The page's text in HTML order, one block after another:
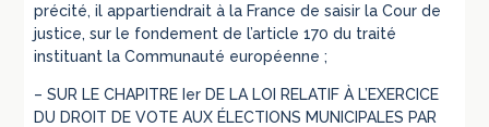
précité, il appartiendrait à la France de saisir la Cour de
justice, sur le fondement de l’article 170 du traité
instituant la Communauté européenne ;
– SUR LE CHAPITRE Ier DE LA LOI RELATIF À L’EXERCICE
DU DROIT DE VOTE AUX ÉLECTIONS MUNICIPALES PAR